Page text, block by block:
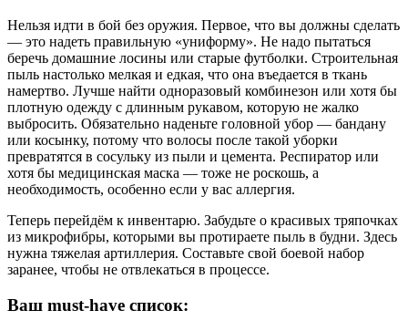
Нельзя идти в бой без оружия. Первое, что вы должны сделать
— это надеть правильную «униформу». Не надо пытаться
беречь домашние лосины или старые футболки. Строительная
пыль настолько мелкая и едкая, что она въедается в ткань
намертво. Лучше найти одноразовый комбинезон или хотя бы
плотную одежду с длинным рукавом, которую не жалко
выбросить. Обязательно наденьте головной убор — бандану
или косынку, потому что волосы после такой уборки
превратятся в сосульку из пыли и цемента. Респиратор или
хотя бы медицинская маска — тоже не роскошь, а
необходимость, особенно если у вас аллергия.
Теперь перейдём к инвентарю. Забудьте о красивых тряпочках
из микрофибры, которыми вы протираете пыль в будни. Здесь
нужна тяжелая артиллерия. Составьте свой боевой набор
заранее, чтобы не отвлекаться в процессе.
Ваш must-have список: